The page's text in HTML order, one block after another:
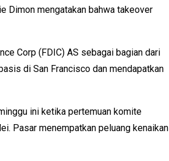
Dimon mengatakan bahwa takeover
Corp (FDIC) AS sebagai bagian dari
di San Francisco dan mendapatkan
ini ketika pertemuan komite
Pasar menempatkan peluang kenaikan